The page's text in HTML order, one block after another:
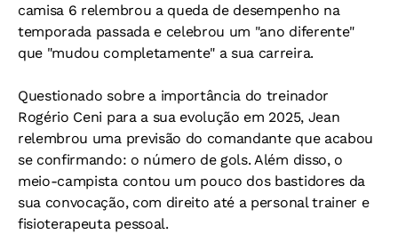
camisa 6 relembrou a queda de desempenho na
temporada passada e celebrou um "ano diferente"
que "mudou completamente" a sua carreira.
Questionado sobre a importância do treinador
Rogério Ceni para a sua evolução em 2025, Jean
relembrou uma previsão do comandante que acabou
se confirmando: o número de gols. Além disso, o
meio-campista contou um pouco dos bastidores da
sua convocação, com direito até a personal trainer e
fisioterapeuta pessoal.